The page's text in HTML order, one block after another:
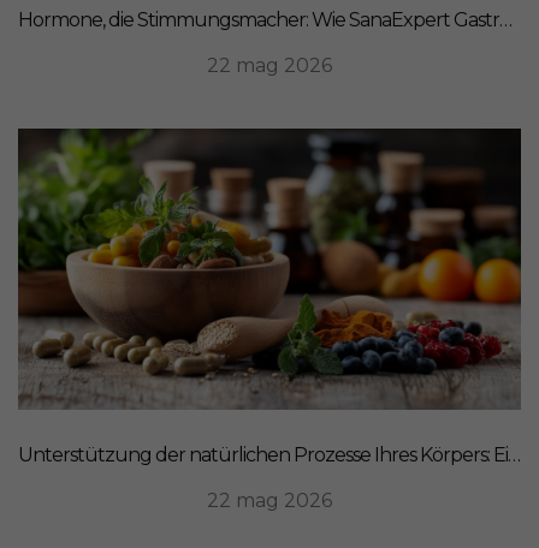
Hormone, die Stimmungsmacher: Wie SanaExpert Gastro Forte Ihre Darm-Hirn-Verbindung unterstützt
22 mag 2026
Unterstützung der natürlichen Prozesse Ihres Körpers: Ein ganzheitlicher Ansatz für Ernährung
22 mag 2026